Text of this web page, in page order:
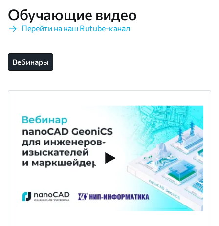
Обучающие видео
Перейти на наш Rutube-канал
Вебинары